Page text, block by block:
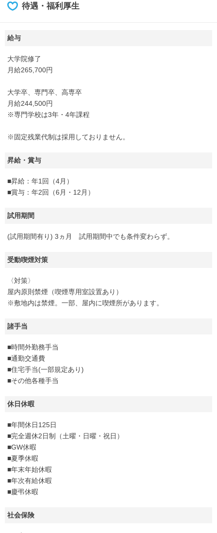
待遇・福利厚生
給与
大学院修了
月給265,700円
大学卒、専門卒、高専卒
月給244,500円
※専門学校は3年・4年課程
※固定残業代制は採用しておりません。
昇給・賞与
■昇給：年1回（4月）
■賞与：年2回（6月・12月）
試用期間
(試用期間有り) 3ヵ月 試用期間中でも条件変わらず。
受動喫煙対策
〈対策〉
屋内原則禁煙（喫煙専用室設置あり）
※敷地内は禁煙。一部、屋内に喫煙所があります。
諸手当
■時間外勤務手当
■通勤交通費
■住宅手当(一部規定あり)
■その他各種手当
休日休暇
■年間休日125日
■完全週休2日制（土曜・日曜・祝日）
■GW休暇
■夏季休暇
■年末年始休暇
■年次有給休暇
■慶弔休暇
社会保険